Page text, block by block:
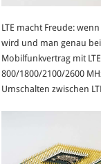
LTE macht Freude:
wird und man genau
Mobilfunkvertrag mit
800/1800/2100/2600
Umschalten zwischen